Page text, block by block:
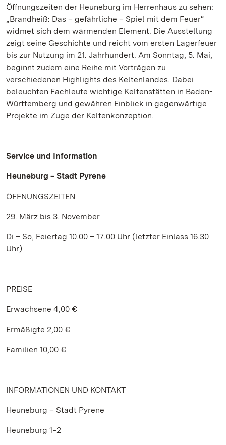
Öffnungszeiten der Heuneburg im Herrenhaus zu sehen:
„Brandheiß: Das – gefährliche – Spiel mit dem Feuer“
widmet sich dem wärmenden Element. Die Ausstellung
zeigt seine Geschichte und reicht vom ersten Lagerfeuer
bis zur Nutzung im 21. Jahrhundert. Am Sonntag, 5. Mai,
beginnt zudem eine Reihe mit Vorträgen zu
verschiedenen Highlights des Keltenlandes. Dabei
beleuchten Fachleute wichtige Keltenstätten in Baden-
Württemberg und gewähren Einblick in gegenwärtige
Projekte im Zuge der Keltenkonzeption.
Service und Information
Heuneburg – Stadt Pyrene
ÖFFNUNGSZEITEN
29. März bis 3. November
Di – So, Feiertag 10.00 – 17.00 Uhr (letzter Einlass 16.30
Uhr)
PREISE
Erwachsene 4,00 €
Ermäßigte 2,00 €
Familien 10,00 €
INFORMATIONEN UND KONTAKT
Heuneburg – Stadt Pyrene
Heuneburg 1‒2